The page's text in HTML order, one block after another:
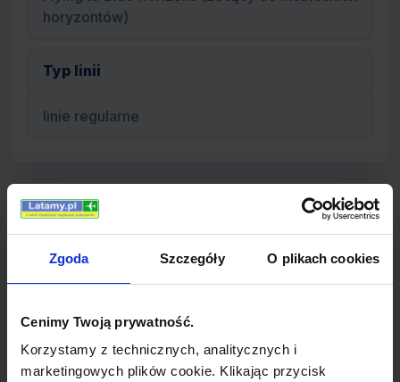
Zgoda Szczegóły O plikach cookies
Cenimy Twoją prywatność.
Korzystamy z technicznych, analitycznych i
marketingowych plików cookie. Klikając przycisk
horyzontów)
Typ linii
linie regularne
Informacje o linii Air Marshall
Islands